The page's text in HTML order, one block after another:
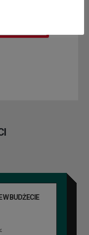
W BUDŻECIE